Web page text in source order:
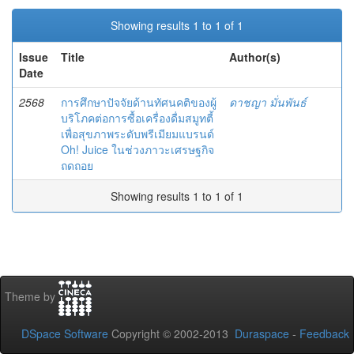
Showing results 1 to 1 of 1
Issue
Date
Title Author(s)
2568
การศึกษาปัจจัยด้านทัศนคติของผู้
บริโภคต่อการซื้อเครื่องดื่มสมูทตี้
เพื่อสุขภาพระดับพรีเมียมแบรนด์
Oh! Juice ในช่วงภาวะเศรษฐกิจ
ถดถอย
ดาชญา มั่นพันธ์
Showing results 1 to 1 of 1
Theme by
DSpace Software Copyright © 2002-2013 Duraspace - Feedback